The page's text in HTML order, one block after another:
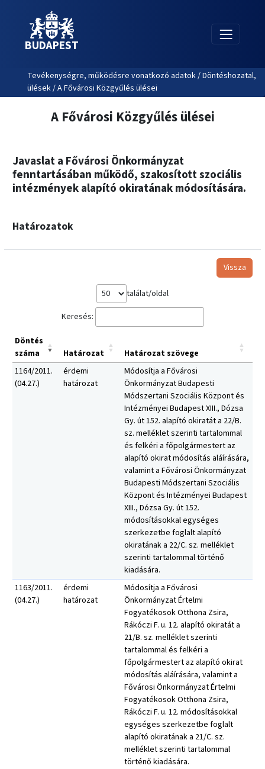
BUDAPEST
Tevékenységre, működésre vonatkozó adatok / Döntéshozatal,
ülések / A Fővárosi Közgyűlés ülései
A Fővárosi Közgyűlés ülései
Javaslat a Fővárosi Önkormányzat
fenntartásában működő, szakosított szociális
intézmények alapító okiratának módosítására.
Határozatok
Vissza
találat/oldal
Keresés:
Döntés
száma
Határozat
Határozat szövege
1164/2011.
(04.27.)
érdemi
határozat
Módosítja a Fővárosi
Önkormányzat Budapesti
Módszertani Szociális Központ és
Intézményei Budapest XIII., Dózsa
Gy. út 152. alapító okiratát a 22/B.
sz. melléklet szerinti tartalommal
és felkéri a főpolgármestert az
alapító okirat módosítás aláírására,
valamint a Fővárosi Önkormányzat
Budapesti Módszertani Szociális
Központ és Intézményei Budapest
XIII., Dózsa Gy. út 152.
módosításokkal egységes
szerkezetbe foglalt alapító
okiratának a 22/C. sz. melléklet
szerinti tartalommal történő
kiadására.
1163/2011.
(04.27.)
érdemi
határozat
Módosítja a Fővárosi
Önkormányzat Értelmi
Fogyatékosok Otthona Zsira,
Rákóczi F. u. 12. alapító okiratát a
21/B. sz. melléklet szerinti
tartalommal és felkéri a
főpolgármestert az alapító okirat
módosítás aláírására, valamint a
Fővárosi Önkormányzat Értelmi
Fogyatékosok Otthona Zsira,
Rákóczi F. u. 12. módosításokkal
egységes szerkezetbe foglalt
alapító okiratának a 21/C. sz.
melléklet szerinti tartalommal
történő kiadására.